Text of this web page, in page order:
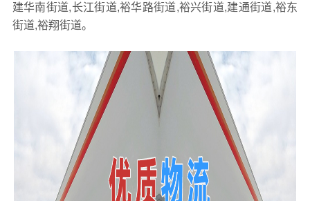
建华南街道,长江街道,裕华路街道,裕兴街道,建通街道,裕东
街道,裕翔街道。